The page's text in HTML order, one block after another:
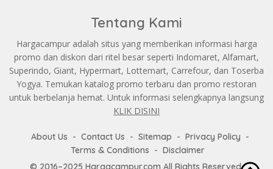
Tentang Kami
Hargacampur adalah situs yang memberikan informasi harga
promo dan diskon dari ritel besar seperti Indomaret, Alfamart,
Superindo, Giant, Hypermart, Lottemart, Carrefour, dan Toserba
Yogya. Temukan katalog promo terbaru dan promo restoran
untuk berbelanja hemat. Untuk informasi selengkapnya langsung
KLIK DISINI
About Us Contact Us Sitemap
Privacy Policy
Terms & Conditions
Disclaimer
© 2016–2025 Hargacampur.com All Rights Reserved.